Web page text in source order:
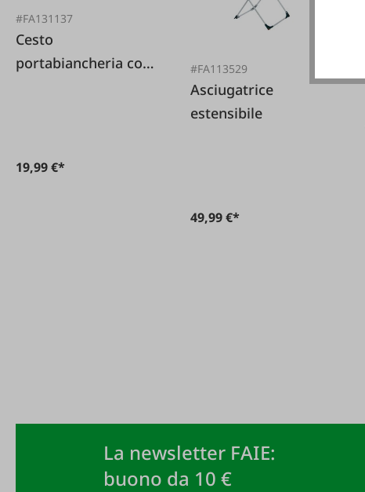
#FA131137
Cesto
portabiancheria con
19,99 €*
#FA113529
Asciugatrice
estensibile
49,99 €*
La newsletter FAIE:
buono da 10 €